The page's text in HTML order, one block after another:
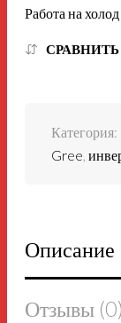
Работа на
СРАВНИТЬ
Категория:
Gree ,
Описание
Отзывы (0)